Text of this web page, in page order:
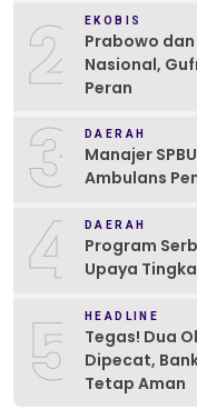
2 EKOBIS
Prabowo dan
Nasional,
Peran
3 DAERAH
Manajer
Ambulans
4 DAERAH
Program
Upaya
5 HEADLINE
Tegas! Dua
Dipecat,
Tetap Aman